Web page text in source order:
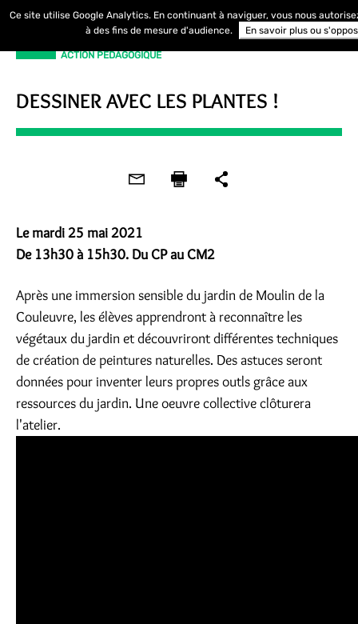
ACTION PÉDAGOGIQUE
DESSINER AVEC LES PLANTES !
Le mardi 25 mai 2021
De 13h30 à 15h30. Du CP au CM2
Après une immersion sensible du jardin de Moulin de la
Couleuvre, les élèves apprendront à reconnaître les
végétaux du jardin et découvriront différentes techniques
de création de peintures naturelles. Des astuces seront
données pour inventer leurs propres outls grâce aux
ressources du jardin. Une oeuvre collective clôturera
l'atelier.
Ce site utilise Google Analytics. En continuant à naviguer, vous nous
à des fins de mesure d'audience.
En savoir plus ou